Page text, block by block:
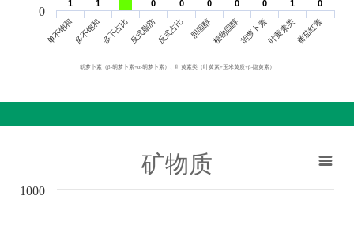
胡萝卜素（β-胡萝卜素+α-胡萝卜素）、叶黄素类（叶黄素+玉米黄质+β-隐黄素）
1
1 1
1 0
0 0
0 0
0 0
0 0
0 1
1 0
0
单不饱和多不饱和多不占比反式脂肪反式占比 胆固醇植物固醇胡萝卜素叶黄素类番茄红素
0
矿物质
1000